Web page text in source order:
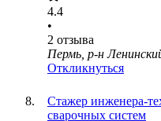
4.4
•
2 отзыва
Пермь, р-н
Откликнуться
Стажер инженера-
сварочных систем